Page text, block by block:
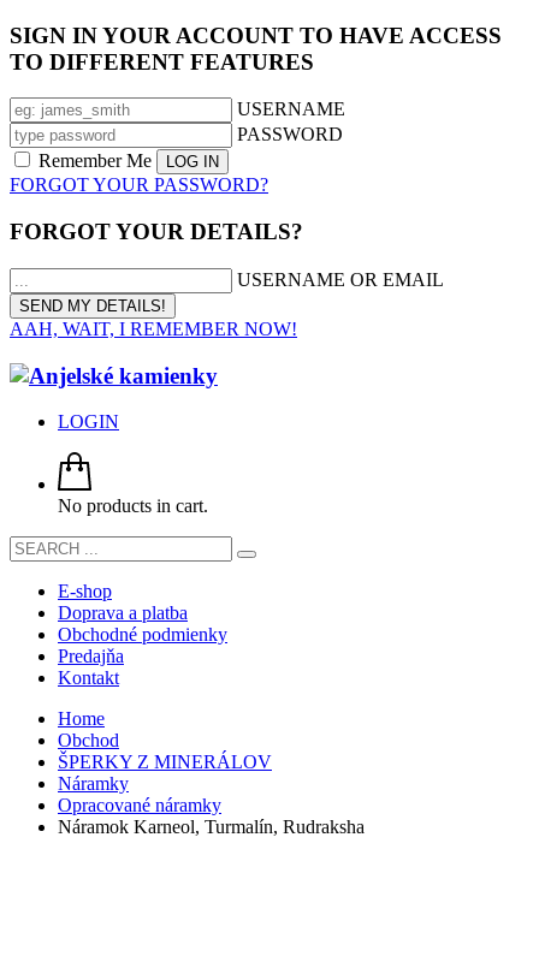
SIGN IN YOUR ACCOUNT TO HAVE ACCESS
TO DIFFERENT FEATURES
USERNAME
PASSWORD
Remember Me
FORGOT YOUR PASSWORD?
FORGOT YOUR DETAILS?
USERNAME OR EMAIL
AAH, WAIT, I REMEMBER NOW!
LOGIN
No products in cart.
E-shop
Doprava a platba
Obchodné podmienky
Predajňa
Kontakt
Home
Obchod
ŠPERKY Z MINERÁLOV
Náramky
Opracované náramky
Náramok Karneol, Turmalín, Rudraksha